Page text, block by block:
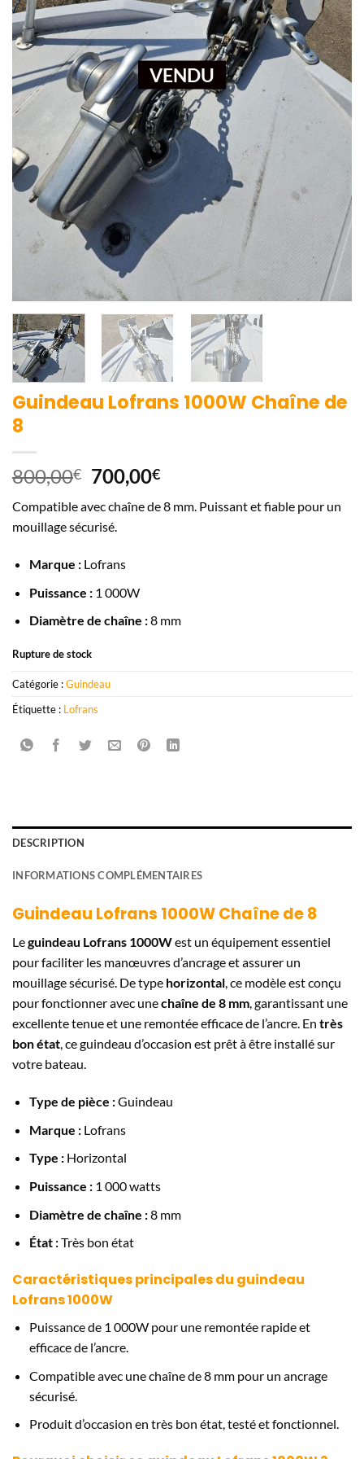
VENDU
Guindeau Lofrans 1000W Chaîne de
8
800,00€ Le
prix
initial
était :
700,00€Le
actuel
Compatible avec chaîne de 8 mm. Puissant et fiable pour un
mouillage sécurisé.
Marque :Lofrans
Puissance :1 000W
Diamètre de chaîne :8 mm
Rupture de stock
Catégorie :Guindeau
Étiquette : Lofrans
DESCRIPTION
INFORMATIONS COMPLÉMENTAIRES
Guindeau Lofrans 1000W Chaîne de 8
Leguindeau Lofrans 1000West un équipement essentiel
pour faciliter les manœuvres d’ancrage et assurer un
mouillage sécurisé. De type horizontal, ce modèle est conçu
pour fonctionner avec unechaîne de 8 mm, garantissant une
excellente tenue et une remontée efficace de l’ancre. En très
bon état, ce guindeau d’occasion est prêt à être installé sur
votre bateau.
Type de pièce :Guindeau
Marque :Lofrans
Type :Horizontal
Puissance :1 000 watts
Diamètre de chaîne :8 mm
État :Très bon état
Caractéristiques principales du guindeau
Lofrans 1000W
Puissance de 1 000W pour une remontée rapide et
efficace de l’ancre.
Compatible avec une chaîne de 8 mm pour un ancrage
sécurisé.
Produit d’occasion en très bon état, testé et fonctionnel.